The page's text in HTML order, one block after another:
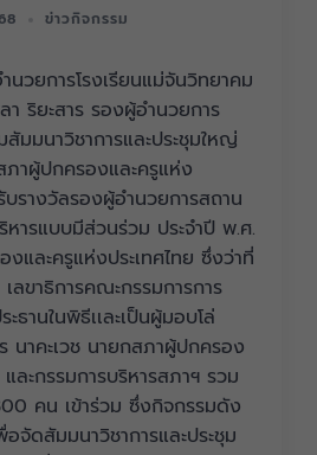
ข่าวกิจกรรม
ยการโรงเรียนแม่จันวิทยาคม
ริยะสาร รองผู้อำนวยการ
สัมมนาวิชาการและประชุมใหญ่
าผู้ปกครองและครูแห่ง
บรางวัลรองผู้อำนวยการสถาน
ารแบบมีส่วนร่วม ประจำปี พ.ศ.
และครูแห่งประเทศไทย ซึ่งว่าที่
ขาธิการคณะกรรมการการ
ธานในพิธีเเละเป็นผู้มอบโล่
นาคะเวช นายกสภาผู้ปกครอง
ละกรรมการบริหารสภาฯ รวม
คน เข้าร่วม ซึ่งกิจกรรมดัง
จัดสัมมนาวิชาการและประชุม